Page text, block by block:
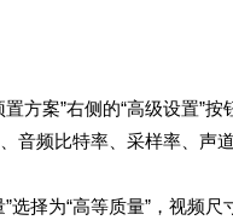
方案”右侧的“高级设置”
音频比特率、采样率、声
择为“高等质量”，视频尺